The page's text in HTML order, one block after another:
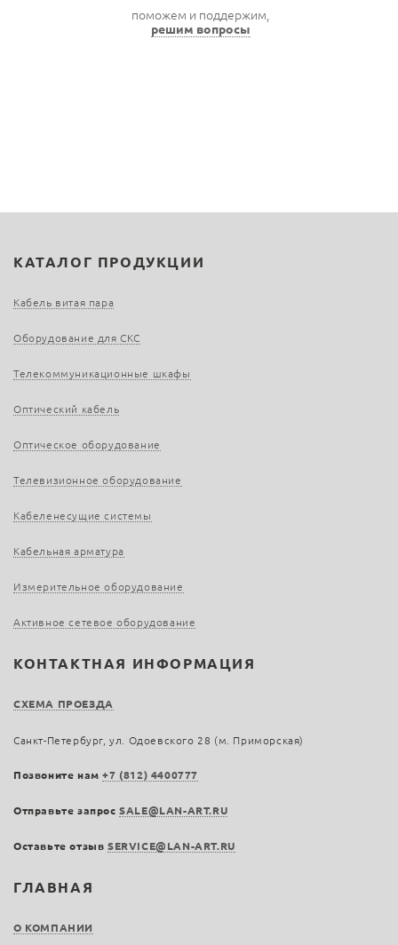
поможем и поддержим,
решим вопросы
ГЛАВНАЯ
О КОМПАНИИ
КАТАЛОГ ПРОДУКЦИИ
Кабель витая пара
Оборудование для СКС
Телекоммуникационные шкафы
Оптический кабель
Оптическое оборудование
Телевизионное оборудование
Кабеленесущие системы
Кабельная арматура
Измерительное оборудование
Активное сетевое оборудование
КОНТАКТНАЯ ИНФОРМАЦИЯ
СХЕМА ПРОЕЗДА
Санкт-Петербург, ул. Одоевского 28 (м. Приморская)
Позвоните нам+7 (812) 4400777
Отправьте запросSALE@LAN-ART.RU
Оставьте отзыв SERVICE@LAN-ART.RU